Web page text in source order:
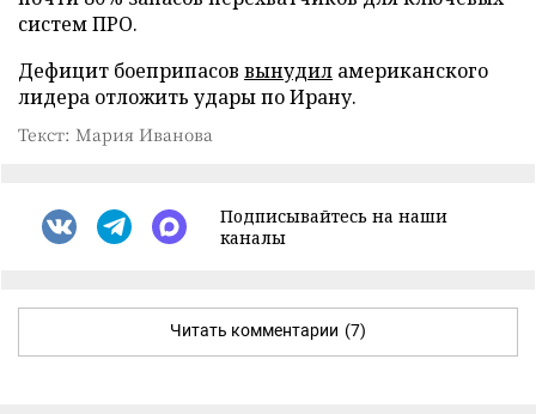
систем ПРО.
Дефицит боеприпасов вынудил американского
лидера отложить удары по Ирану.
Текст: Мария Иванова
Подписывайтесь на наши
каналы
Читать комментарии (7)